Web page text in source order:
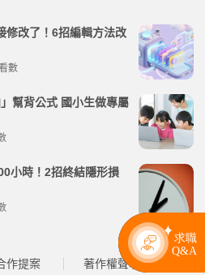
改了！6招編輯方法改
數
幫背公式 國小生做專屬
小時！2招終結隱形損
作提案 著作權聲明